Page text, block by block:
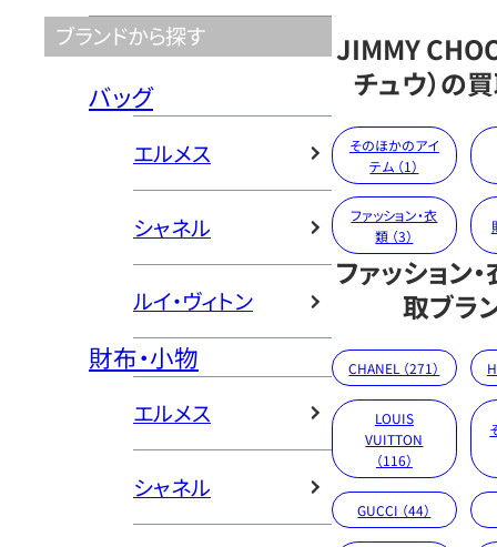
ブランドから探す
バッグ
エルメス
シャネル
ルイ・ヴィトン
財布・小物
エルメス
シャネル
JIMMY
チュウ）の
そのほかのアイ
テム （1）
ファッション・衣
類 （3）
ファッション
取ブラ
CHANEL （271）
LOUIS
VUITTON
（116）
GUCCI （44）